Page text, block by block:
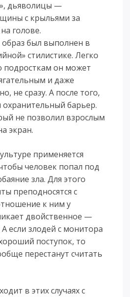
дьяволицы —
с крыльями за
голове.
был выполнен в
стилистике. Легко
подросткам он может
и даже
не сразу. А после того,
охранительный барьер.
не позволил взрослым
экран.
применяется
человек попал под
зла. Для этого
преподносятся с
к ним у
двойственное —
если злодей с монитора
поступок, то
перестанут считать
в этих случаях с